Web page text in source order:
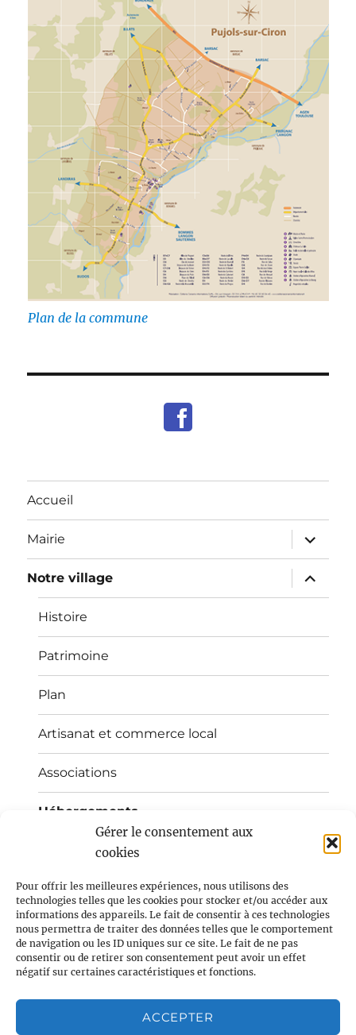
Gérer le consentement aux
cookies
Pour offrir les meilleures expériences, nous utilisons des
technologies telles que les cookies pour stocker et/ou accéder aux
informations des appareils. Le fait de consentir à ces technologies
nous permettra de traiter des données telles que le comportement
de navigation ou les ID uniques sur ce site. Le fait de ne pas
consentir ou de retirer son consentement peut avoir un effet
négatif sur certaines caractéristiques et fonctions.
ACCEPTER
Plan de la commune
Accueil
Mairie
ouvrir
le
sous-
menu
Notre village
ouvrir
le
sous-
Histoire
Patrimoine
Plan
Artisanat et commerce local
Associations
Hébergements
Propriétaires récoltants
AMAP
Enfants/Jeunes/Ecole
ouvrir
le
sous-
menu
Intercommunalité
ouvrir
menu
ouvrir
continuant à utiliser ce site Web, vous acceptez leur utilisation.